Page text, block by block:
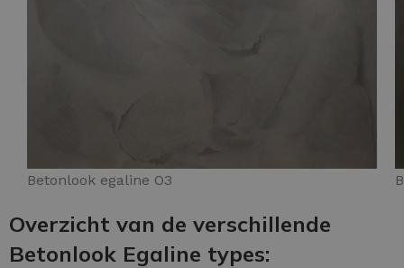
Betonlook egaline O3
Overzicht van de verschillende
Betonlook Egaline types: